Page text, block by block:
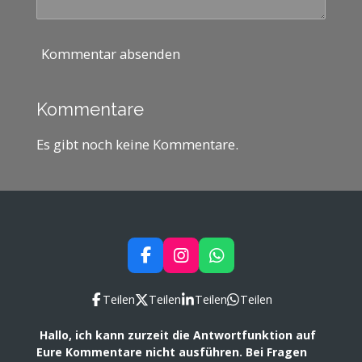
Kommentar absenden
Kommentare
Es gibt noch keine Kommentare.
F
a
c
e
o
I
n
s
t
a
g
W
h
a
A
Teilen Teilen Teilen Teilen
Hallo, ich kann zurzeit die Antwortfunktion auf
Eure Kommentare nicht ausführen. Bei Fragen